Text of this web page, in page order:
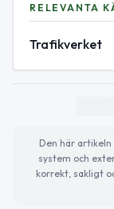
RELEVANTA
Trafikverket
Den här
system och
korrekt, sakligt